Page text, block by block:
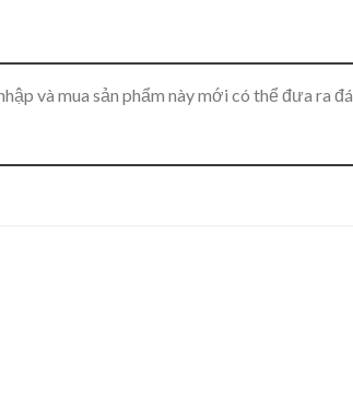
và mua sản phẩm này mới có thể đưa ra